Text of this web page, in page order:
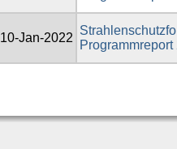
10-Jan-2022
Programmreport